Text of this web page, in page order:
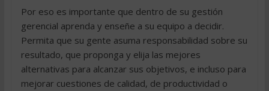
Por eso es importante que dentro de su gestión
gerencial aprenda y enseñe a su equipo a decidir.
Permita que su gente asuma responsabilidad sobre su
resultado, que proponga y elija las mejores
alternativas para alcanzar sus objetivos, e incluso para
mejorar cuestiones de calidad, de productividad o